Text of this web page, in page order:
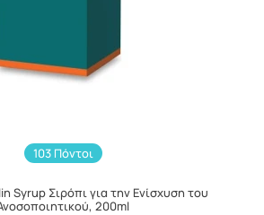
103 Πόντοι
Syrup Σιρόπι για την Ενίσχυση του
200ml